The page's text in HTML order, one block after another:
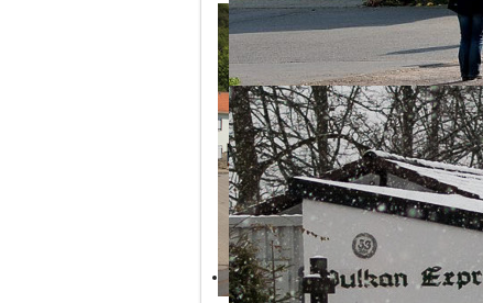
Discover Brohltal by “Vulkan-